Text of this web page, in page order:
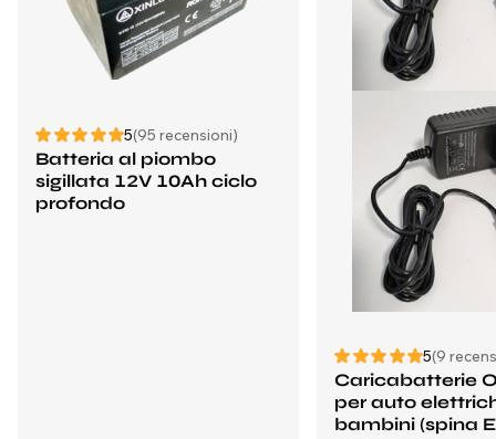
5(95 recensioni)
Batteria al piombo
sigillata 12V 10Ah ciclo
profondo
5(9
Caricabatterie
per auto
bambini (spina